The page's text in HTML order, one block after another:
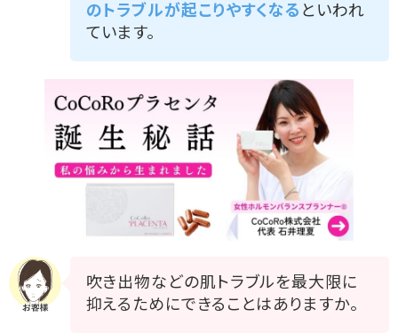
のトラブルが起こりやすくなる といわれ
ています。
吹き出物などの肌トラブルを最大限に
抑えるためにできることはありますか。